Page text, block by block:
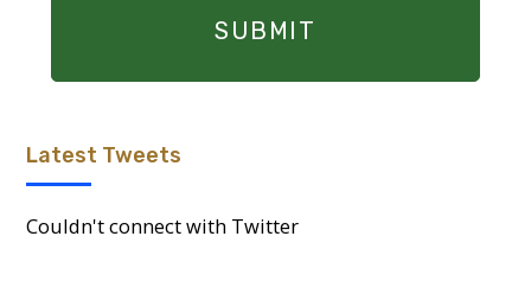
Latest Tweets
Couldn't connect with Twitter